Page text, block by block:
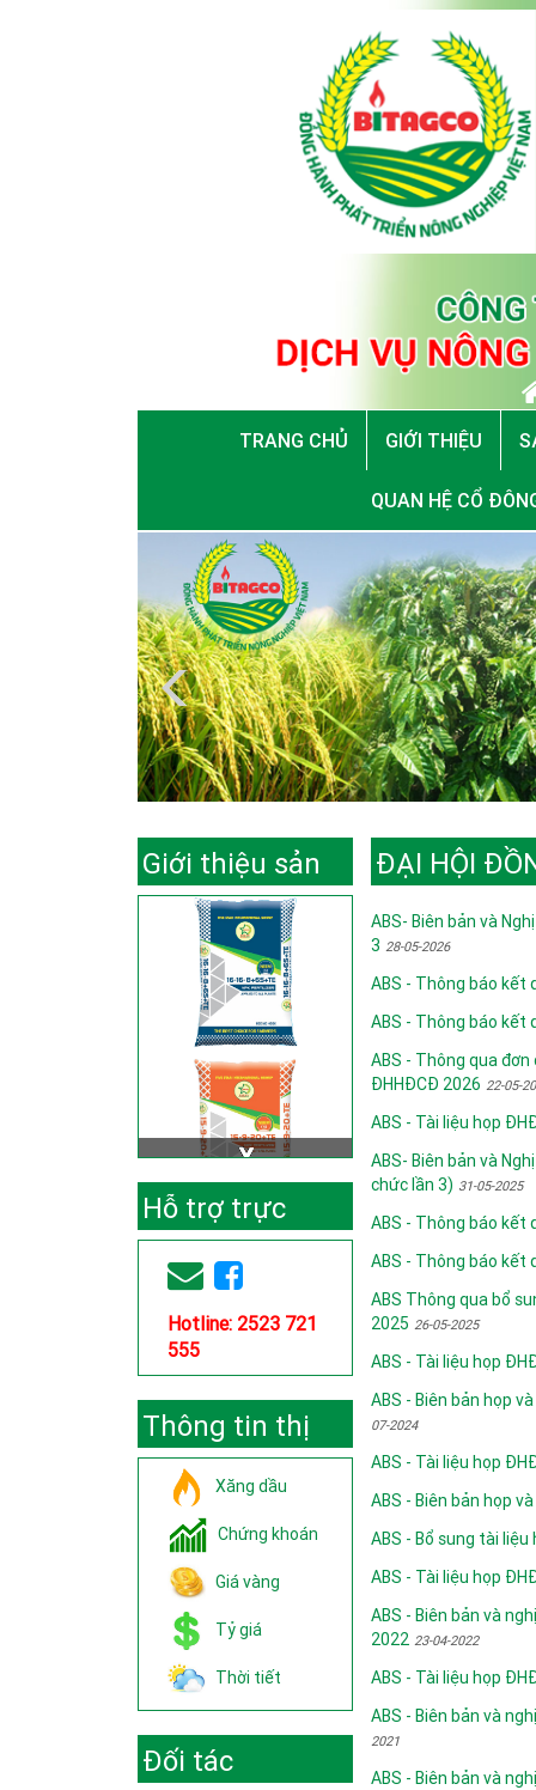
TRANG CHỦ GIỚI THIỆU
QUAN HỆ CỔ
Giới thiệu sản
phẩm
Hỗ trợ trực
tuyến
Hotline: 2523 721
555
Thông tin thị
trườngXăng dầu
Chứng khoán
Giá vàng
Tỷ giá
Thời tiết
Đối tác
ĐẠI HỘI
ABS- Biên bản và
3 28-05-2026
ABS - Thông báo kết
ABS - Thông báo kết
ABS - Thông qua
ĐHHĐCĐ 2026 22-05-
ABS - Tài liệu họp
ABS- Biên bản và
chức lần 3) 31-05-2025
ABS - Thông báo kết
ABS - Thông báo kết
ABS Thông qua bổ
2025 26-05-2025
ABS - Tài liệu họp
ABS - Biên bản họp
07-2024
ABS - Tài liệu họp
ABS - Biên bản họp
ABS - Bổ sung tài
ABS - Tài liệu họp
ABS - Biên bản và
2022 23-04-2022
ABS - Tài liệu họp
ABS - Biên bản và
2021
ABS - Biên bản và